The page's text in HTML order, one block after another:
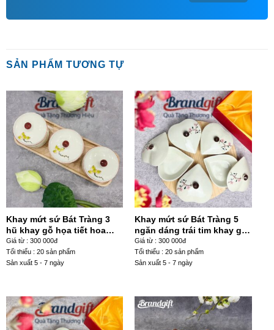
SẢN PHẨM TƯƠNG TỰ
Khay mứt sứ Bát Tràng 3
hũ khay gỗ họa tiết hoa
sen vàng KM-04
Giá từ : 300 000đ
Tối thiểu : 20 sản phẩm
Sản xuất 5 - 7 ngày
Khay mứt sứ Bát Tràng 5
ngăn dáng trái tim khay gỗ
họa tiết hoa đào hồng KM-
21
Giá từ : 300 000đ
Tối thiểu : 20 sản phẩm
Sản xuất 5 - 7 ngày